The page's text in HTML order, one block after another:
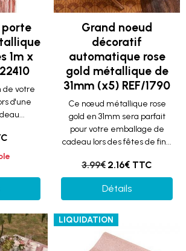
porte
1m x
de votre
d'une
Grand noeud
décoratif
automatique rose
gold métallique de
31mm (x5) REF/1790
Ce nœud métallique rose
gold en 31mm sera parfait
pour votre emballage de
cadeau lors des fêtes de fin...
3.99€ 2.16€ TTC
Détails
LIQUIDATION